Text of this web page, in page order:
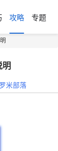
攻略 专题
明
米部落